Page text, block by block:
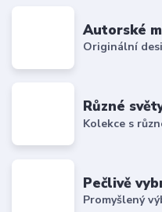
Autorské
Originální
Různé
Kolekce s
Pečlivě
Promyšlený